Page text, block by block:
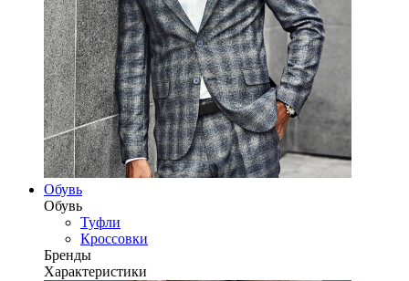
Обувь
Обувь
Туфли
Кроссовки
Бренды
Характеристики